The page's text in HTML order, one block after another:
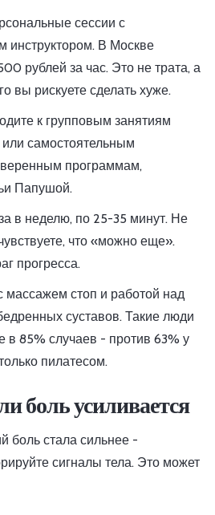
сессии с
инструктором. В Москве
рублей за час. Это не трата, а
вы рискуете сделать хуже.
к групповым занятиям
самостоятельным
программам,
Папушой.
в неделю, по 25-35 минут. Не
что «можно еще».
прогресса.
массажем стоп и работой над
суставов. Такие люди
в 85% случаев - против 63% у
пилатесом.
боль усиливается
боль стала сильнее -
сигналы тела. Это может